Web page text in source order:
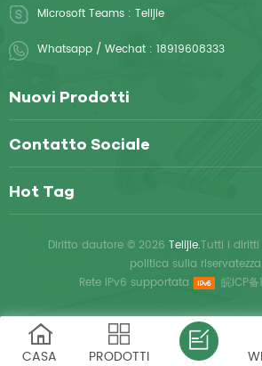
Microsoft Teams : Telijie
Whatsapp / Wechat : 18919608333
Nuovi Prodotti
Contatto Sociale
Hot Tag
Diritto dautore © 2026 Telijie.Tutti i diritti
politica sulla riservatezza
Rete IPv6 supportata
皖ICP
CASA PRODOTTI